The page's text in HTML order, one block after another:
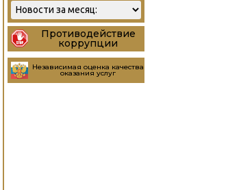
Противодействие
коррупции
Независимая оценка качества
оказания услуг